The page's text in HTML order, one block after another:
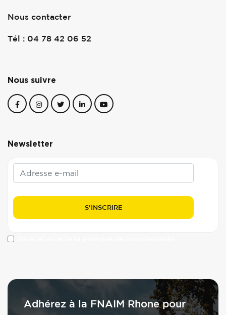
Nous contacter
Tél : 04 78 42 06 52
Nous suivre
Newsletter
Adhérez à la FNAIM Rhone pour